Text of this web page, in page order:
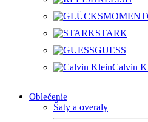
STARK
GUESS
Calvin
Oblečenie
Šaty a overaly